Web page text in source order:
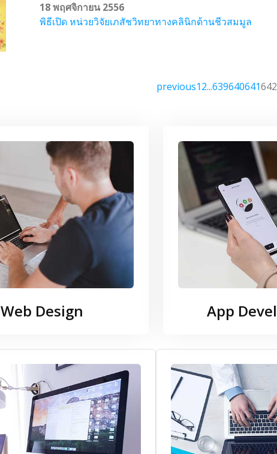
18 พฤศจิกายน 2556
พิธีเปิด หน่วยวิจัยเภสัชวิทยาทางคลินิกด้านชีวสมมูล
previous12...639640641642
Web Design App